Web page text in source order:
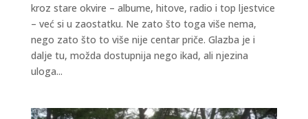
kroz stare okvire – albume, hitove, radio i top ljestvice
– već si u zaostatku. Ne zato što toga više nema,
nego zato što to više nije centar priče. Glazba je i
dalje tu, možda dostupnija nego ikad, ali njezina
uloga...